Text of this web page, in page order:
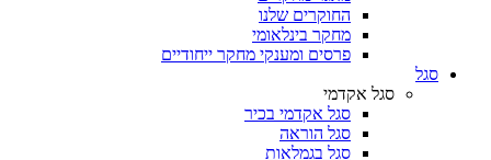
החוקרים שלנו
מחקר בינלאומי
פרסים ומענקי מחקר ייחודיים
סגל
סגל אקדמי
סגל אקדמי בכיר
סגל הוראה
סגל בגמלאות